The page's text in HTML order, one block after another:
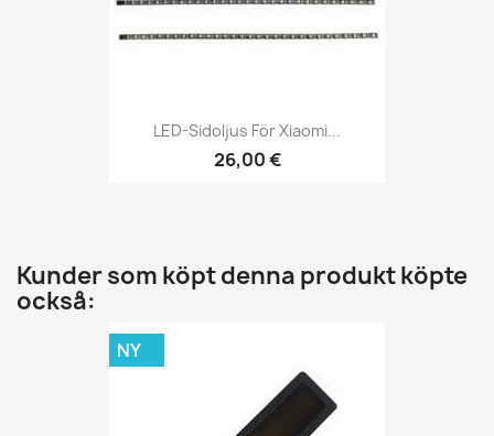
LED-Sidoljus För Xiaomi...
26,00 €
Kunder som köpt denna produkt köpte
också:
NY